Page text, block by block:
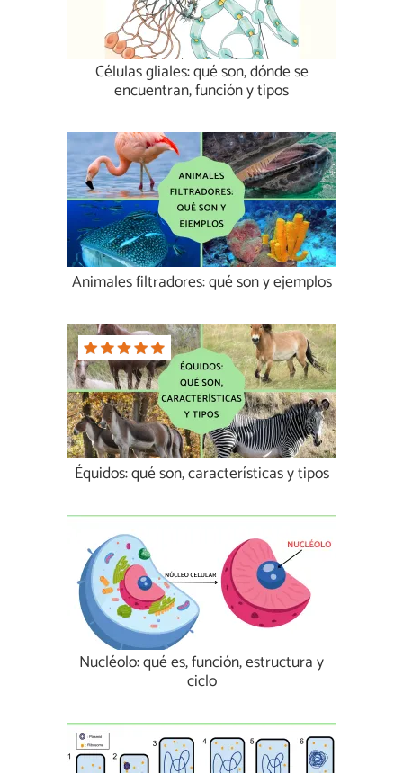
Células gliales: qué son, dónde se
encuentran, función y tipos
Animales filtradores: qué son y ejemplos
Équidos: qué son, características y tipos
Nucléolo: qué es, función, estructura y
ciclo